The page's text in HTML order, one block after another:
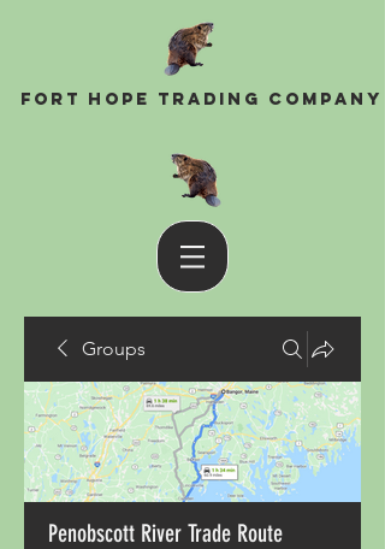
Fort Hope Trading Company
Groups
Penobscott River Trade Route